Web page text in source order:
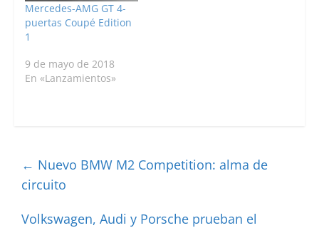
Mercedes-AMG GT 4-
puertas Coupé Edition
1
9 de mayo de 2018
En «Lanzamientos»
← Nuevo BMW M2 Competition: alma de
circuito
Volkswagen, Audi y Porsche prueban el